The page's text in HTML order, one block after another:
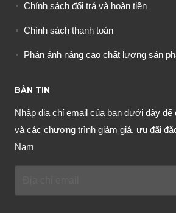
Chính sách đổi trả và hoàn tiền
Chính sách thanh toán
Phản ánh nâng cao chất lượng sản
BẢN TIN
Nhập địa chỉ email của bạn dưới đây để
và các chương trình giảm giá, ưu đãi
Nam